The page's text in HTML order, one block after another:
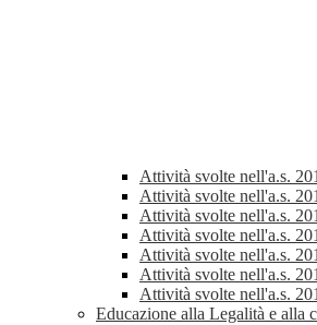
Attività svolte nell'a.s.
Attività svolte nell'a.s.
Attività svolte nell'a.s.
Attività svolte nell'a.s.
Attività svolte nell'a.s.
Attività svolte nell'a.s.
Attività svolte nell'a.s.
Educazione alla Legalità e alla